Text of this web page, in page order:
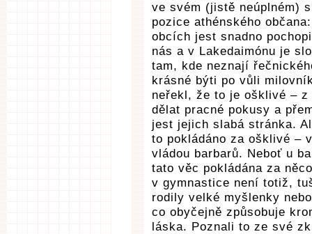
ve svém (jistě neúplném)
pozice athénského
obcích jest snadno
nás a v Lakedaimónu je
tam, kde neznají
krásné býti po vůli
neřekl, že to je ošklivé –
dělat pracné pokusy a
jest jejich slabá stránka.
to pokládáno za ošklivé –
vládou barbarů. Neboť u
tato věc pokládána za
v gymnastice není totiž,
rodily velké myšlenky
co obyčejně způsobuje
láska. Poznali to ze své